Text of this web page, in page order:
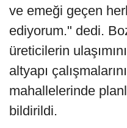
ve emeği geçen
ediyorum." dedi.
üreticilerin
altyapı
mahallelerinde
bildirildi.